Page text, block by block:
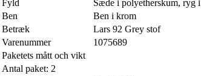
Fyld
Sæde i polyetherskum, ryg
Ben
Ben i krom
Betræk
Lars 92 Grey stof
Varenummer
1075689
Paketets mått och vikt
Antal paket: 2